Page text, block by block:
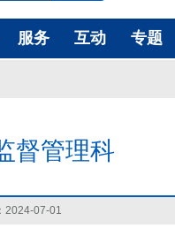
服务 互动 专题
督管理科
2024-07-01